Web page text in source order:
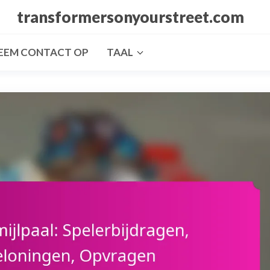
transformersonyourstreet.com
CONTACT OP TAAL